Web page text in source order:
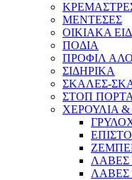
ΜΕΝΤΕΣΕΣ
ΟΙΚΙΑΚΑ
ΠΟΔΙΑ
ΠΡΟΦΙΛ
ΣΙΔΗΡΙΚΑ
ΣΚΑΛΕΣ-
ΣΤΟΠ
ΧΕΡΟΥΛΙΑ
ΛΑΒΕΣ
ΛΑΒΕΣ